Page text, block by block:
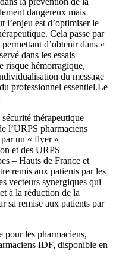
dangereux mais
l’enjeu est d’optimiser le
Cela passe par
d’obtenir dans «
dans les essais
risque hémorragique,
du message
professionnel essentiel.Le
thérapeutique
l’URPS pharmaciens
un « flyer »
et des URPS
– Hauts de France et
remis aux patients par les
vecteurs synergiques qui
à la réduction de la
sa remise aux patients par
pour les pharmaciens,
IDF, disponible en